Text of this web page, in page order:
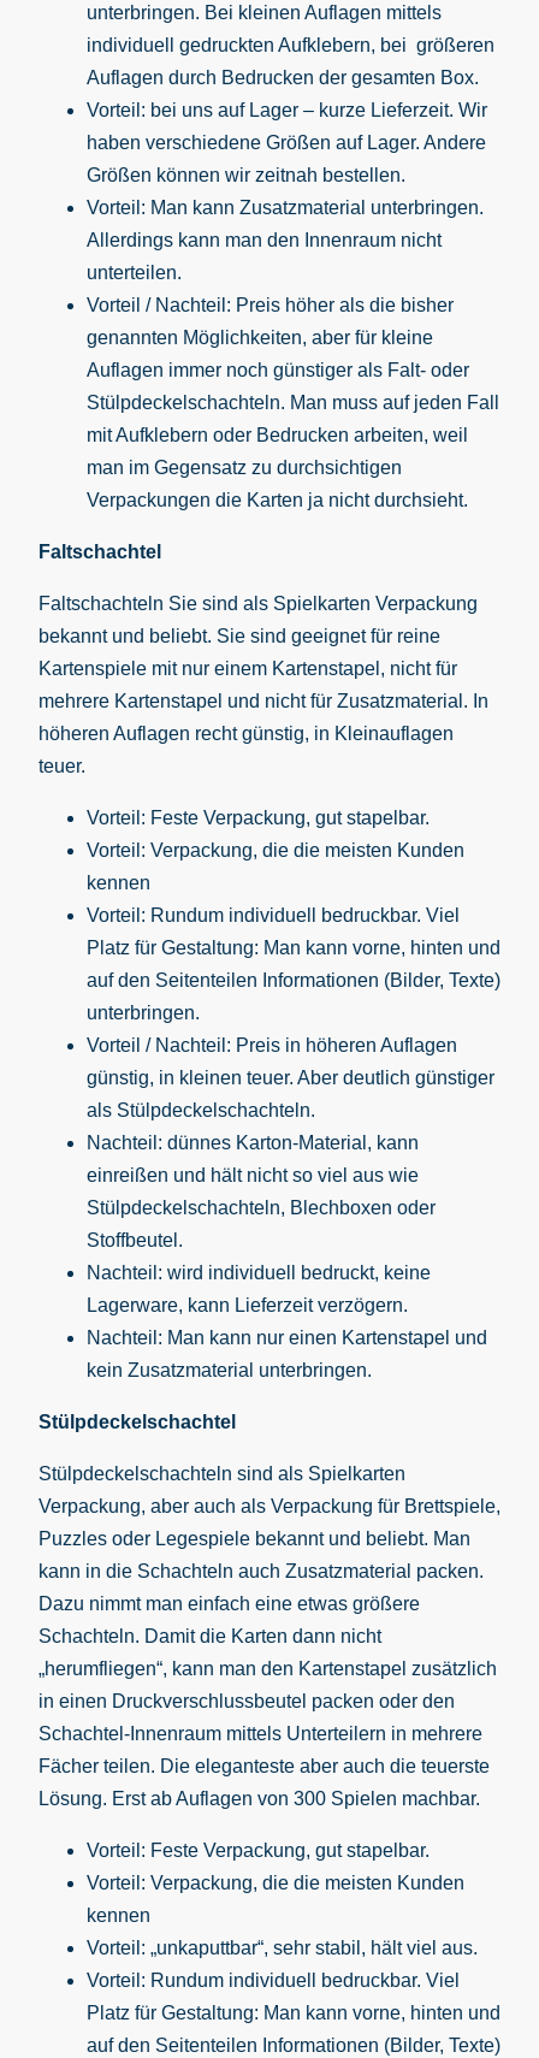
unterbringen. Bei kleinen Auflagen mittels
individuell gedruckten Aufklebern, bei größeren
Auflagen durch Bedrucken der gesamten Box.
Vorteil: bei uns auf Lager – kurze Lieferzeit. Wir
haben verschiedene Größen auf Lager. Andere
Größen können wir zeitnah bestellen.
Vorteil: Man kann Zusatzmaterial unterbringen.
Allerdings kann man den Innenraum nicht
unterteilen.
Vorteil / Nachteil: Preis höher als die bisher
genannten Möglichkeiten, aber für kleine
Auflagen immer noch günstiger als Falt- oder
Stülpdeckelschachteln. Man muss auf jeden Fall
mit Aufklebern oder Bedrucken arbeiten, weil
man im Gegensatz zu durchsichtigen
Verpackungen die Karten ja nicht durchsieht.
Faltschachtel
Faltschachteln Sie sind als Spielkarten Verpackung
bekannt und beliebt. Sie sind geeignet für reine
Kartenspiele mit nur einem Kartenstapel, nicht für
mehrere Kartenstapel und nicht für Zusatzmaterial. In
höheren Auflagen recht günstig, in Kleinauflagen
teuer.
Vorteil: Feste Verpackung, gut stapelbar.
Vorteil: Verpackung, die die meisten Kunden
kennen
Vorteil: Rundum individuell bedruckbar. Viel
Platz für Gestaltung: Man kann vorne, hinten und
auf den Seitenteilen Informationen (Bilder, Texte)
unterbringen.
Vorteil / Nachteil: Preis in höheren Auflagen
günstig, in kleinen teuer. Aber deutlich günstiger
als Stülpdeckelschachteln.
Nachteil: dünnes Karton-Material, kann
einreißen und hält nicht so viel aus wie
Stülpdeckelschachteln, Blechboxen oder
Stoffbeutel.
Nachteil: wird individuell bedruckt, keine
Lagerware, kann Lieferzeit verzögern.
Nachteil: Man kann nur einen Kartenstapel und
kein Zusatzmaterial unterbringen.
Stülpdeckelschachtel
Stülpdeckelschachteln sind als Spielkarten
Verpackung, aber auch als Verpackung für Brettspiele,
Puzzles oder Legespiele bekannt und beliebt. Man
kann in die Schachteln auch Zusatzmaterial packen.
Dazu nimmt man einfach eine etwas größere
Schachteln. Damit die Karten dann nicht
„herumfliegen“, kann man den Kartenstapel zusätzlich
in einen Druckverschlussbeutel packen oder den
Schachtel-Innenraum mittels Unterteilern in mehrere
Fächer teilen. Die eleganteste aber auch die teuerste
Lösung. Erst ab Auflagen von 300 Spielen machbar.
Vorteil: Feste Verpackung, gut stapelbar.
Vorteil: Verpackung, die die meisten Kunden
kennen
Vorteil: „unkaputtbar“, sehr stabil, hält viel aus.
Vorteil: Rundum individuell bedruckbar. Viel
Platz für Gestaltung: Man kann vorne, hinten und
auf den Seitenteilen Informationen (Bilder, Texte)